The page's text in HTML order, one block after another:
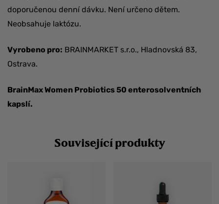
doporučenou denní dávku. Není určeno dětem.
Neobsahuje laktózu.
Vyrobeno pro: BRAINMARKET s.r.o., Hladnovská 83,
Ostrava.
BrainMax Women Probiotics 50 enterosolventních
kapslí.
Související produkty